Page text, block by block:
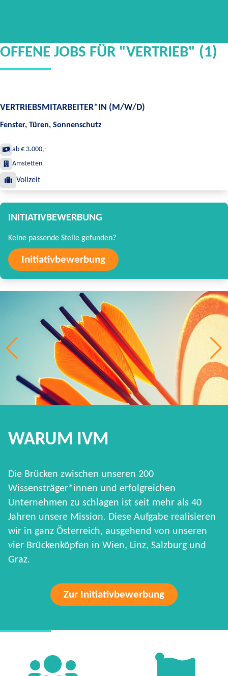
OFFENE JOBS FÜR "VERTRIEB" (1)
VERTRIEBSMITARBEITER*IN (M/W/D)
Fenster, Türen, Sonnenschutz
ab € 3.000,-
Amstetten
Vollzeit
INITIATIVBEWERBUNG
Keine passende Stelle gefunden?
Initiativbewerbung
WARUM IVM
Die Brücken zwischen unseren 200
Wissensträger*innen und erfolgreichen
Unternehmen zu schlagen ist seit mehr als 40
Jahren unsere Mission. Diese Aufgabe realisieren
wir in ganz Österreich, ausgehend von unseren
vier Brückenköpfen in Wien, Linz, Salzburg und
Graz.
Zur Initiativbewerbung